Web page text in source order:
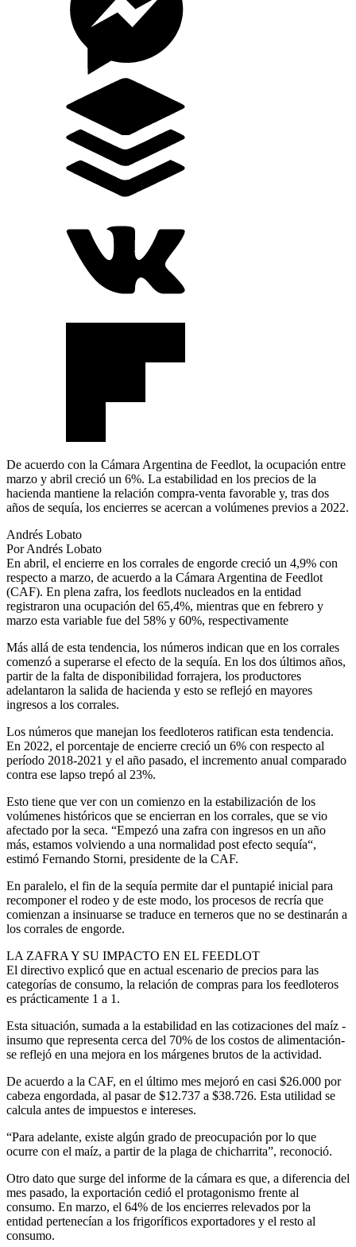
De acuerdo con la Cámara Argentina de Feedlot, la ocupación entre
marzo y abril creció un 6%. La estabilidad en los precios de la
hacienda mantiene la relación compra-venta favorable y, tras dos
años de sequía, los encierres se acercan a volúmenes previos a 2022.
Andrés Lobato
Por Andrés Lobato
En abril, el encierre en los corrales de engorde creció un 4,9% con
respecto a marzo, de acuerdo a la Cámara Argentina de Feedlot
(CAF). En plena zafra, los feedlots nucleados en la entidad
registraron una ocupación del 65,4%, mientras que en febrero y
marzo esta variable fue del 58% y 60%, respectivamente
Más allá de esta tendencia, los números indican que en los corrales
comenzó a superarse el efecto de la sequía. En los dos últimos años,
partir de la falta de disponibilidad forrajera, los productores
adelantaron la salida de hacienda y esto se reflejó en mayores
ingresos a los corrales.
Los números que manejan los feedloteros ratifican esta tendencia.
En 2022, el porcentaje de encierre creció un 6% con respecto al
período 2018-2021 y el año pasado, el incremento anual comparado
contra ese lapso trepó al 23%.
Esto tiene que ver con un comienzo en la estabilización de los
volúmenes históricos que se encierran en los corrales, que se vio
afectado por la seca. “Empezó una zafra con ingresos en un año
más, estamos volviendo a una normalidad post efecto sequía“,
estimó Fernando Storni, presidente de la CAF.
En paralelo, el fin de la sequía permite dar el puntapié inicial para
recomponer el rodeo y de este modo, los procesos de recría que
comienzan a insinuarse se traduce en terneros que no se destinarán a
los corrales de engorde.
LA ZAFRA Y SU IMPACTO EN EL FEEDLOT
El directivo explicó que en actual escenario de precios para las
categorías de consumo, la relación de compras para los feedloteros
es prácticamente 1 a 1.
Esta situación, sumada a la estabilidad en las cotizaciones del maíz -
insumo que representa cerca del 70% de los costos de alimentación-
se reflejó en una mejora en los márgenes brutos de la actividad.
De acuerdo a la CAF, en el último mes mejoró en casi $26.000 por
cabeza engordada, al pasar de $12.737 a $38.726. Esta utilidad se
calcula antes de impuestos e intereses.
“Para adelante, existe algún grado de preocupación por lo que
ocurre con el maíz, a partir de la plaga de chicharrita”, reconoció.
Otro dato que surge del informe de la cámara es que, a diferencia del
mes pasado, la exportación cedió el protagonismo frente al
consumo. En marzo, el 64% de los encierres relevados por la
entidad pertenecían a los frigoríficos exportadores y el resto al
consumo.